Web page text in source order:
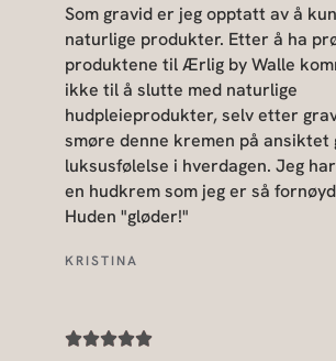
Som gravid er jeg opptatt av å
naturlige produkter. Etter å ha
produktene til Ærlig by Walle
ikke til å slutte med naturlige
hudpleieprodukter, selv etter
smøre denne kremen på ansiktet
luksusfølelse i hverdagen. Jeg
en hudkrem som jeg er så
Huden "gløder!"
KRISTINA